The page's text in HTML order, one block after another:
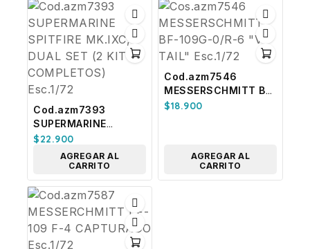
Cod.azm7393
SUPERMARINE
SPITFIRE MK.IXC,
DUAL SET (2 KITS
COMPLETOS)
Esc.1/72
$22.900
AGREGAR AL
CARRITO
Cod.azm7546
MESSERSCHMITT BF-
109G-0/R-6 “V-TAIL”
$18.900
AGREGAR AL
CARRITO